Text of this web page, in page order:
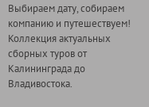
Выбираем дату, собираем
компанию и путешествуем!
Коллекция актуальных
сборных туров от
Калининграда до
Владивостока.